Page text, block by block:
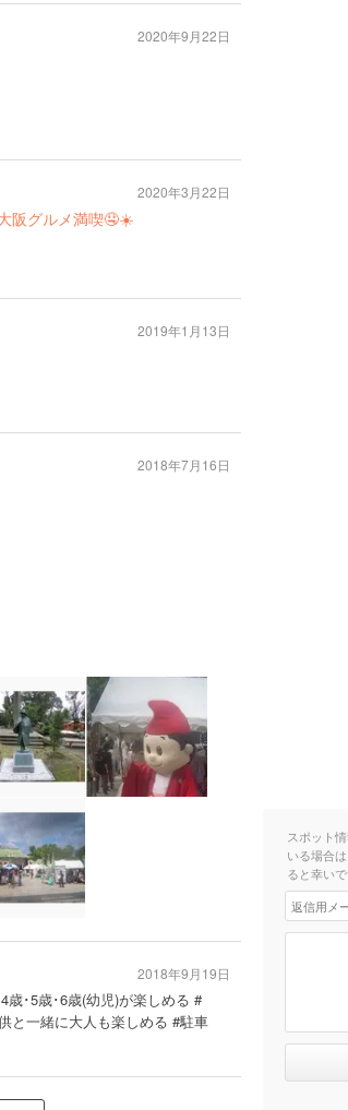
2020年9月22日
阪グルメ満喫🤤☀️
2020年3月22日
2019年1月13日
2018年7月16日
歳･5歳･6歳(幼児)が楽しめる #
と一緒に大人も楽しめる #駐車
2018年9月19日
スポット
いる場合
ると幸いで